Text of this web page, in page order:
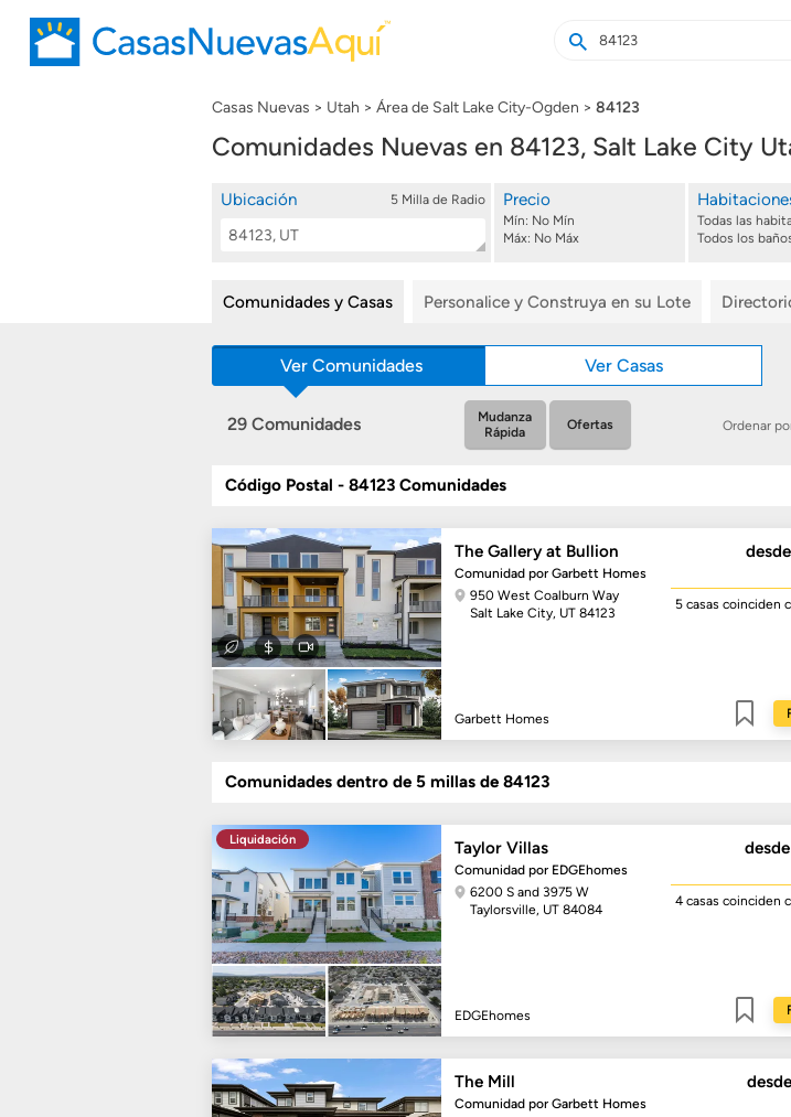
Buscar
casas
Buscar
Casas Nuevas Utah Área de Salt Lake City-Ogden 84123
Comunidades Nuevas en 84123, Salt Lake City
Ubicación 5 Milla de Radio
Search
Buscar
Precio
Mín: No Mín
Máx: No Máx
Todas las
Todos los
Comunidades y Casas Personalice y Construya en su Lote
Ver Comunidades Ver Casas
29 Comunidades
Mudanza
Rápida
Ofertas Ordenar
Código Postal - 84123 Comunidades
The Gallery at Bullion
Comunidad por Garbett Homes
950 West Coalburn Way
Salt Lake City, UT 84123
Garbett Homes
5 casascoinciden
Comunidades dentro de 5 millas de 84123
Liquidación Taylor Villas
Comunidad por EDGEhomes
6200 S and 3975 W
Taylorsville, UT 84084
EDGEhomes
4 casascoinciden
The Mill
Comunidad por Garbett Homes